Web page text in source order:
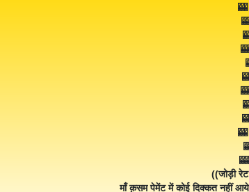
((जोड़ी
माँ क़सम पेमेंट में कोई दिक्कत नहीं